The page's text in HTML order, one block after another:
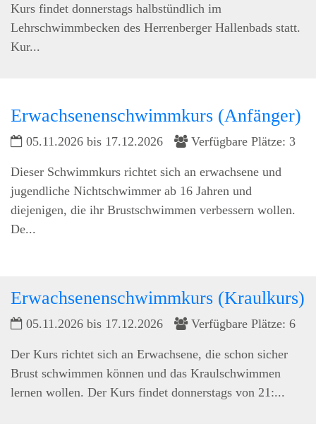
Kurs findet donnerstags halbstündlich im
Lehrschwimmbecken des Herrenberger Hallenbads statt.
Kur...
Erwachsenenschwimmkurs (Anfänger)
05.11.2026 bis 17.12.2026 Verfügbare Plätze: 3
Dieser Schwimmkurs richtet sich an erwachsene und
jugendliche Nichtschwimmer ab 16 Jahren und
diejenigen, die ihr Brustschwimmen verbessern wollen.
De...
Erwachsenenschwimmkurs (Kraulkurs)
05.11.2026 bis 17.12.2026 Verfügbare Plätze: 6
Der Kurs richtet sich an Erwachsene, die schon sicher
Brust schwimmen können und das Kraulschwimmen
lernen wollen. Der Kurs findet donnerstags von 21:...